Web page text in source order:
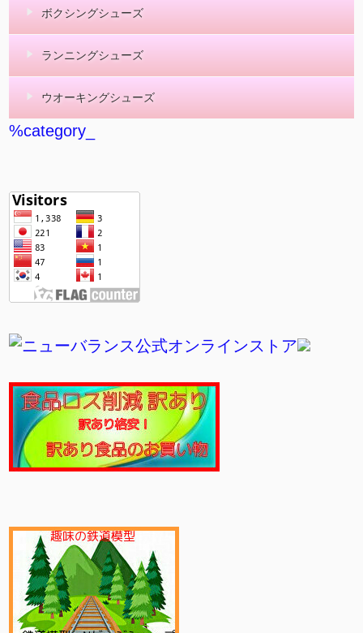
ボクシングシューズ
ランニングシューズ
ウオーキングシューズ
%category_